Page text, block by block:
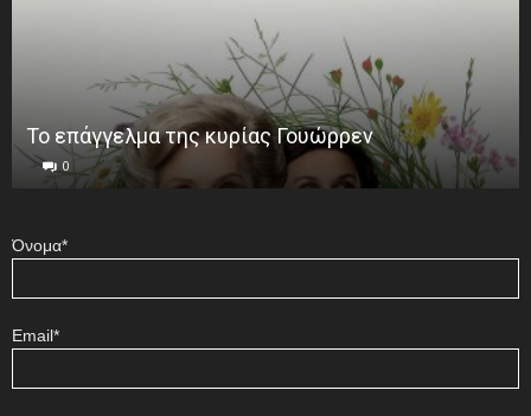
Το επάγγελμα της κυρίας Γουώρρεν
0
Όνομα*
Email*